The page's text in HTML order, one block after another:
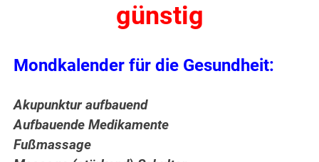
günstig
Mondkalender für die Gesundheit:
Akupunktur aufbauend
Aufbauende Medikamente
Fußmassage